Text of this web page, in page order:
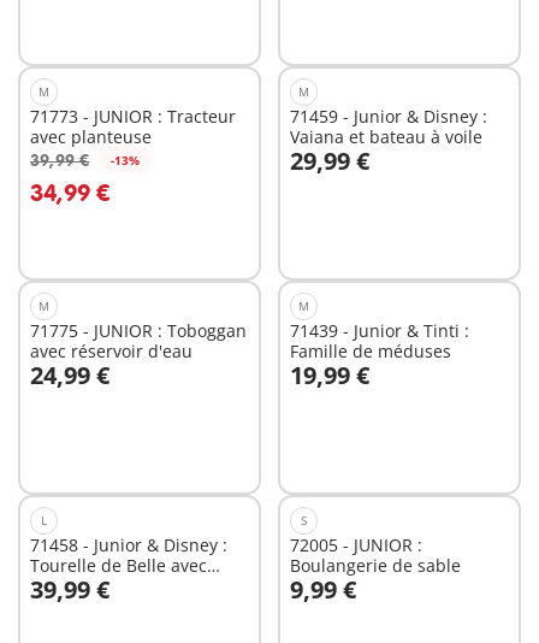
M
71773 - JUNIOR : Tracteur
avec planteuse
39,99 € -13%
34,99 €
Au panier
M
71459 - Junior & Disney :
Vaiana et bateau à voile
29,99 €
Au panier
M
71775 - JUNIOR : Toboggan
avec réservoir d'eau
24,99 €
Au panier
M
71439 - Junior & Tinti :
Famille de méduses
19,99 €
Au panier
L
71458 - Junior & Disney :
Tourelle de Belle avec
musique
39,99 €
Au panier
S
72005 - JUNIOR :
Boulangerie de sable
9,99 €
Au panier